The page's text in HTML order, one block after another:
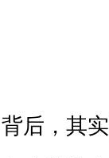
背后，其